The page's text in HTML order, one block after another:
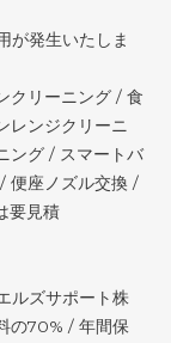
が発生いたしま
クリーニング / 食
レンジクリーニ
ング / スマートバ
便座ノズル交換 /
要見積
ルズサポート株
の70% / 年間保